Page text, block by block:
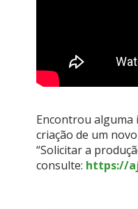
Encontrou alguma
criação de um
“Solicitar a
consulte: https://